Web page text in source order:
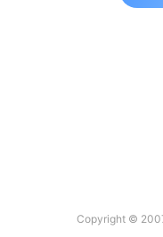
Copyright ©